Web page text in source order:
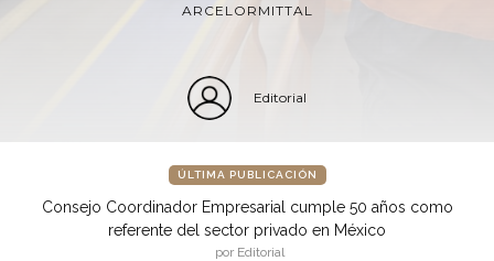
ARCELORMITTAL
Editorial
ÚLTIMA PUBLICACIÓN
Consejo Coordinador Empresarial cumple 50 años como
referente del sector privado en México
por Editorial